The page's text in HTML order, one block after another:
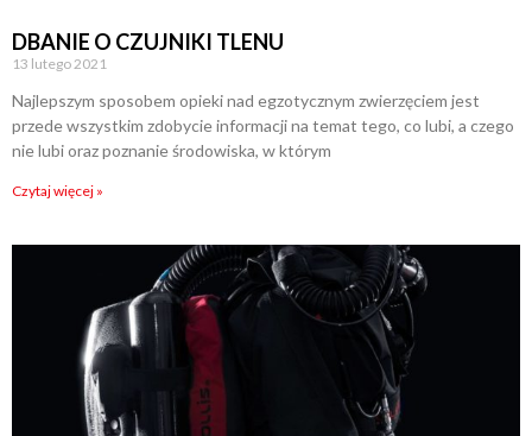
DBANIE O CZUJNIKI TLENU
13 lutego 2021
Najlepszym sposobem opieki nad egzotycznym zwierzęciem jest
przede wszystkim zdobycie informacji na temat tego, co lubi, a czego
nie lubi oraz poznanie środowiska, w którym
Czytaj więcej »